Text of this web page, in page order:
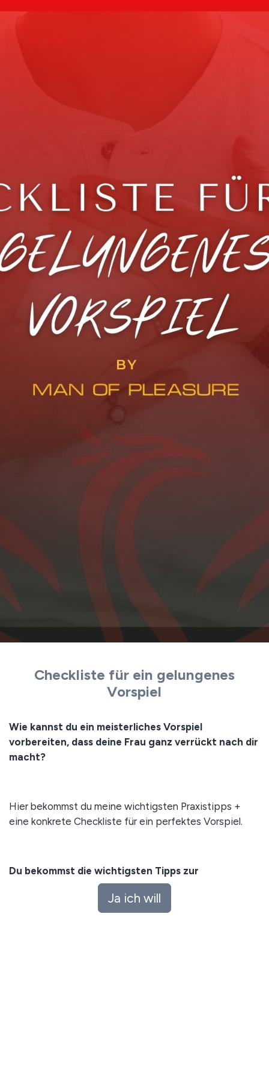
Checkliste für ein gelungenes
Vorspiel
Wie kannst du ein meisterliches Vorspiel
vorbereiten, dass deine Frau ganz verrückt nach dir
macht?
Hier bekommst du meine wichtigsten Praxistipps +
eine konkrete Checkliste für ein perfektes Vorspiel.
Du bekommst die wichtigsten Tipps zur
Vorbereitung eines unvergesslichen Abends.
Ja ich will